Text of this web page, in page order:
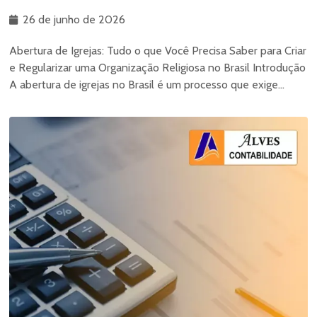
26 de junho de 2026
Abertura de Igrejas: Tudo o que Você Precisa Saber para Criar
e Regularizar uma Organização Religiosa no Brasil Introdução
A abertura de igrejas no Brasil é um processo que exige...